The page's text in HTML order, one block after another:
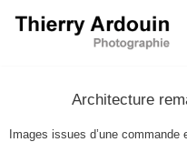
Architecture
Images issues d’une